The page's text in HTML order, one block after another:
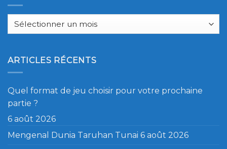
Archives
ARTICLES RÉCENTS
Quel format de jeu choisir pour votre prochaine
partie ?
6 août 2026
Mengenal Dunia Taruhan Tunai 6 août 2026